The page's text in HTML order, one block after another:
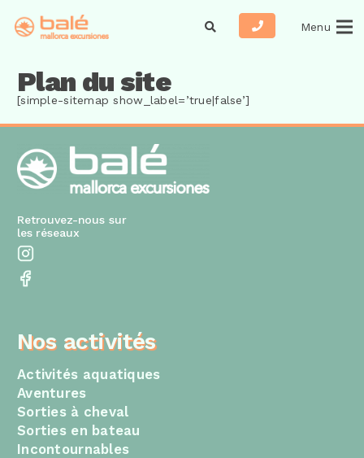
Menu
Plan du site
[simple-sitemap show_label=’true|false’]
Retrouvez-nous sur
les réseaux
Nos activités
Activités aquatiques
Aventures
Sorties à cheval
Sorties en bateau
Incontournables